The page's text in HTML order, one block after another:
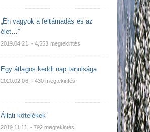
„Én vagyok a feltámadás és az
élet…”
2019.04.21. - 4,553 megtekintés
Egy átlagos keddi nap tanulsága
2020.02.06. - 430 megtekintés
Állati kötelékek
2019.11.11. - 792 megtekintés